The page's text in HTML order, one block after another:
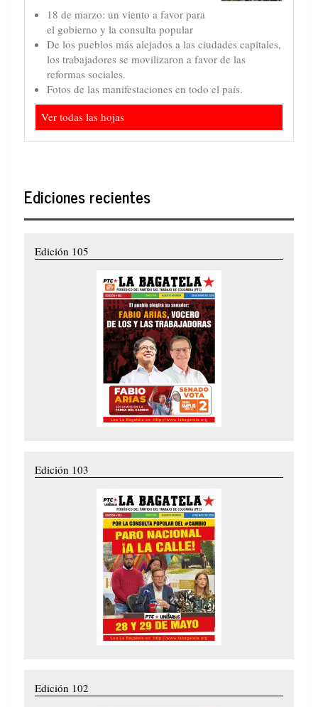
18 de marzo: un viento a favor para
el gobierno y la consulta popular
De los pueblos más alejados a las ciudades capitales,
los trabajadores se movilizaron a favor de las
reformas sociales.
Fotos de las manifestaciones en todo el país.
Ver todas las hojas
Ediciones recientes
Edición 105
Edición 103
Edición 102